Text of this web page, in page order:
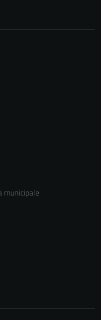
municipale
funzionamento